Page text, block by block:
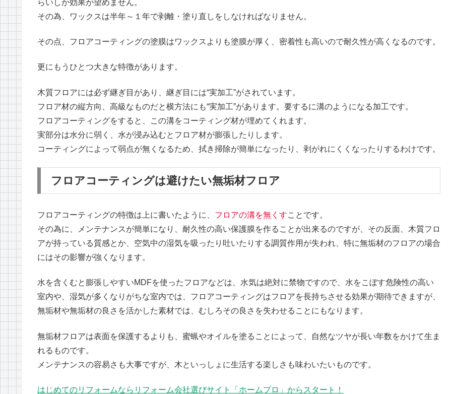
らいしか効果が望めません。
その為、ワックスは半年～１年で剥離・塗り直しをしなければなりません。
その点、フロアコーティングの塗膜はワックスよりも塗膜が厚く、密着性も高いので耐久性が高くなるのです。
更にもうひとつ大きな特徴があります。
木質フロアには必ず継ぎ目があり、継ぎ目には“実加工”がされています。
フロア材の縦方向、高級なものだと横方法にも“実加工”があります。要するに溝のようになる加工です。
フロアコーティングをすると、この溝をコーティング材が埋めてくれます。
実部分は水分に弱く、水が浸み込むとフロア材が膨張したりします。
コーティングによって弱点が無くなるため、拭き掃除が簡単になったり、剥がれにくくなったりするわけです。
フロアコーティングは避けたい無垢材フロア
フロアコーティングの特徴は上に書いたように、 フロアの溝を無くすことです。
その為に、メンテナンスが簡単になり、耐久性の高い保護膜を作ることが出来るのですが、その反面、木質フロ
アが持っている質感とか、空気中の湿気を吸ったり吐いたりする調質作用が失われ、特に無垢材のフロアの場合
にはその影響が強くなります。
水を含くむと膨張しやすいMDFを使ったフロアなどは、水気は絶対に禁物ですので、水をこぼす危険性の高い
室内や、湿気が多くなりがちな室内では、フロアコーティングはフロアを長持ちさせる効果が期待できますが、
無垢材や無垢材の良さを活かした素材では、むしろその良さを失わせることにもなります。
無垢材フロアは表面を保護するよりも、蜜蝋やオイルを塗ることによって、自然なツヤが長い年数をかけて生ま
れるものです。
メンテナンスの容易さも大事ですが、木といっしょに生活する楽しさも味わいたいものです。
はじめてのリフォームならリフォーム会社選びサイト「ホームプロ」からスタート！